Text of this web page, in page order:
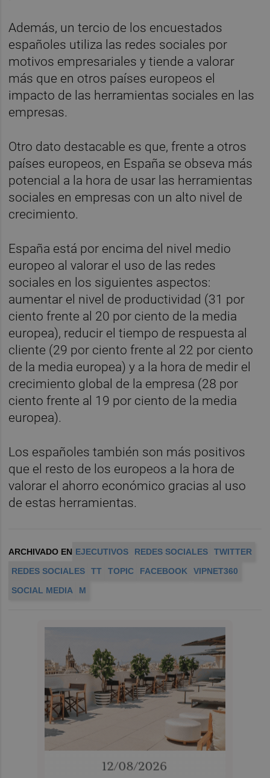
Además, un tercio de los encuestados
españoles utiliza las redes sociales por
motivos empresariales y tiende a valorar
más que en otros países europeos el
impacto de las herramientas sociales en las
empresas.
Otro dato destacable es que, frente a otros
países europeos, en España se obseva más
potencial a la hora de usar las herramientas
sociales en empresas con un alto nivel de
crecimiento.
España está por encima del nivel medio
europeo al valorar el uso de las redes
sociales en los siguientes aspectos:
aumentar el nivel de productividad (31 por
ciento frente al 20 por ciento de la media
europea), reducir el tiempo de respuesta al
cliente (29 por ciento frente al 22 por ciento
de la media europea) y a la hora de medir el
crecimiento global de la empresa (28 por
ciento frente al 19 por ciento de la media
europea).
Los españoles también son más positivos
que el resto de los europeos a la hora de
valorar el ahorro económico gracias al uso
de estas herramientas.
ARCHIVADO EN EJECUTIVOS REDES SOCIALES
TWITTER
REDES SOCIALES
TT TOPIC FACEBOOK
VIPNET360
SOCIAL MEDIA
M